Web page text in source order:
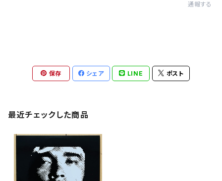
通報する
保存 シェア LINE ポスト
最近チェックした商品